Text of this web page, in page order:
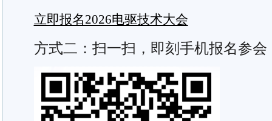
立即报名2026电驱技术大会
方式二：扫一扫，即刻手机报名参会